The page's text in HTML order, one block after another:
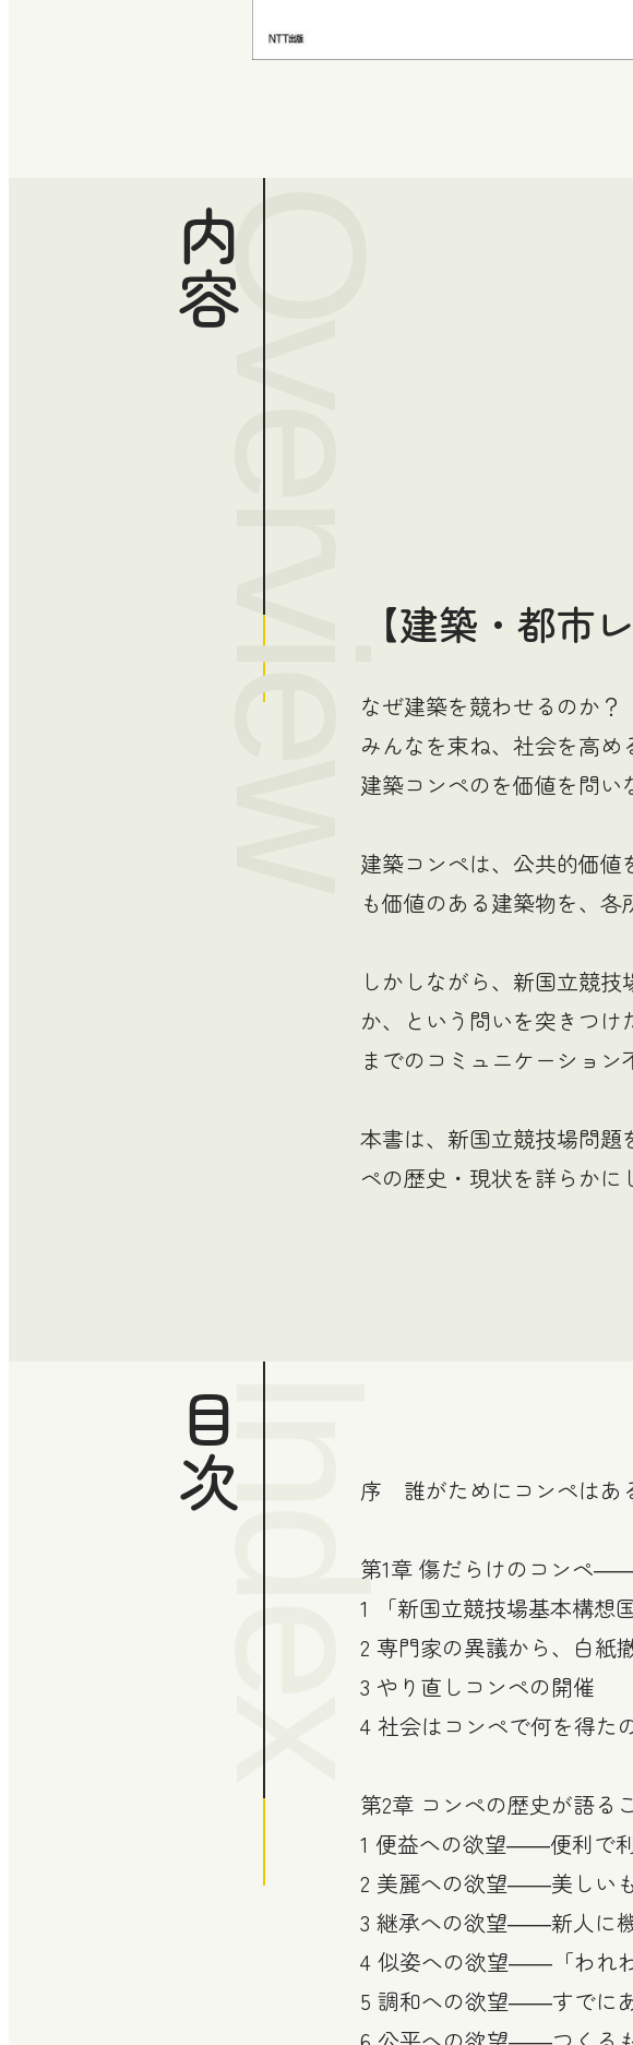
内容
Overview【建築・都市
なぜ建築を競わせるのか？
みんなを束ね、社会を高め
建築コンペのを価値を問い
建築コンペは、公共的価
も価値のある建築物を、各
しかしながら、新国立競
か、という問いを突きつ
までのコミュニケーション
本書は、新国立競技場問
ペの歴史・現状を詳らかに
目次
Index序 誰がためにコンペはあ
第1章 傷だらけのコンペ
1 「新国立競技場基本構想
2 専門家の異議から、白紙
3 やり直しコンペの開催
4 社会はコンペで何を得た
第2章 コンペの歴史が語る
1 便益への欲望――便利で
2 美麗への欲望――美しい
3 継承への欲望――新人に
4 似姿への欲望――「われ
5 調和への欲望――すでに